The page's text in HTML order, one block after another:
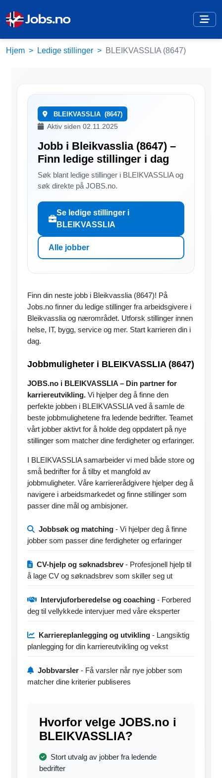
Hjem Ledige stillinger BLEIKVASSLIA (8647)
BLEIKVASSLIA (8647)
Aktiv siden 02.11.2025
Jobb i Bleikvasslia (8647) –
Finn ledige stillinger i dag
Søk blant ledige stillinger i BLEIKVASSLIA og
søk direkte på JOBS.no.
Se ledige stillinger i
BLEIKVASSLIA
Alle jobber
Finn din neste jobb i Bleikvasslia (8647)! På
Jobs.no finner du ledige stillinger fra arbeidsgivere i
Bleikvasslia og nærområdet. Utforsk stillinger innen
helse, IT, bygg, service og mer. Start karrieren din i
dag.
Jobbmuligheter i BLEIKVASSLIA (8647)
JOBS.no i BLEIKVASSLIA – Din partner for
karriereutvikling. Vi hjelper deg å finne den
perfekte jobben i BLEIKVASSLIA ved å samle de
beste jobbmulighetene fra ledende bedrifter. Teamet
vårt jobber aktivt for å holde deg oppdatert på nye
stillinger som matcher dine ferdigheter og erfaringer.
I BLEIKVASSLIA samarbeider vi med både store og
små bedrifter for å tilby et mangfold av
jobbmuligheter. Våre karriererådgivere hjelper deg å
navigere i arbeidsmarkedet og finne stillinger som
passer dine mål og ambisjoner.
Jobbsøk og matching - Vi hjelper deg å finne
jobber som passer dine ferdigheter og erfaringer
CV-hjelp og søknadsbrev- Profesjonell hjelp til
å lage CV og søknadsbrev som skiller seg ut
Intervjuforberedelse og coaching - Forbered
deg til vellykkede intervjuer med våre eksperter
Karriereplanlegging og utvikling - Langsiktig
planlegging for din karriereutvikling og vekst
Jobbvarsler - Få varsler når nye jobber som
matcher dine kriterier publiseres
Hvorfor velge JOBS.no i
BLEIKVASSLIA?
Stort utvalg av jobber fra ledende
bedrifter